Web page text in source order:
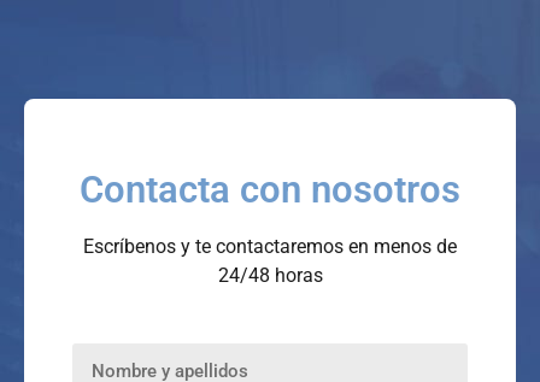
Contacta con nosotros
Escríbenos y te contactaremos en menos de
24/48 horas